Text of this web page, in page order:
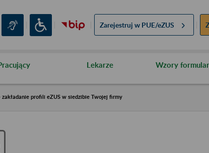
Zarejestruj w PUE/eZUS
Lekarze Wzory
zakładanie profili eZUS w siedzibie Twojej firmy